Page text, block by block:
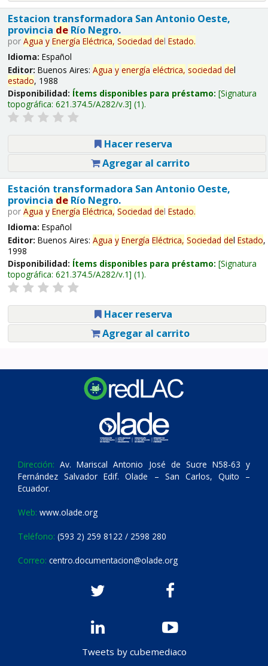
Estacion transformadora San Antonio Oeste,
provincia deRío Negro.
por Agua y Energía Eléctrica, Sociedad del Estado.
Idioma: Español
Editor: Buenos Aires: Agua y energía eléctrica, sociedad del
estado, 1988
Disponibilidad: Ítems disponibles para préstamo: Signatura
topográfica: 621.374.5/A282/v.3 (1).
Hacer reserva
Agregar al carrito
Estación transformadora San Antonio Oeste,
provincia deRío Negro.
por Agua y Energía Eléctrica, Sociedad del Estado.
Idioma: Español
Editor: Buenos Aires: Agua y Energía Eléctrica, Sociedad del Estado,
1998
Disponibilidad: Ítems disponibles para préstamo: Signatura
topográfica: 621.374.5/A282/v.1 (1).
Hacer reserva
Agregar al carrito
Dirección: Av. Mariscal Antonio José de Sucre N58-63 y
Fernández Salvador Edif. Olade – San Carlos, Quito –
Ecuador.
Web: www.olade.org
Teléfono: (593 2) 259 8122 / 2598 280
Correo: centro.documentacion@olade.org
Tweets by cubemediaco